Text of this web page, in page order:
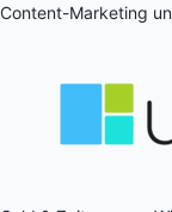
Content-Marketing